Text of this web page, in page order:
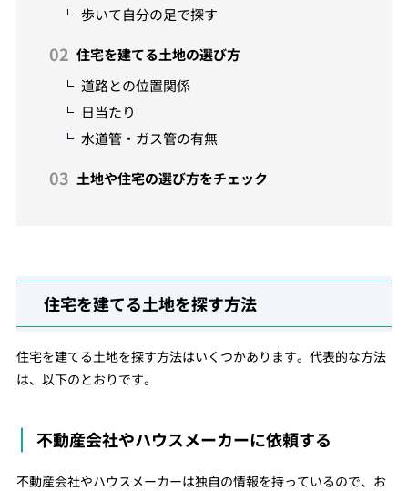
歩いて自分の足で探す
住宅を建てる土地の選び方
道路との位置関係
日当たり
水道管・ガス管の有無
土地や住宅の選び方をチェック
住宅を建てる土地を探す方法
住宅を建てる土地を探す方法はいくつかあります。代表的な方法
は、以下のとおりです。
不動産会社やハウスメーカーに依頼する
不動産会社やハウスメーカーは独自の情報を持っているので、お